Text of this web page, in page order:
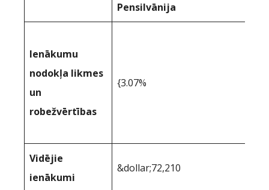
Pensilvānija
Ienākumu
nodokļa likmes
un
robežvērtības
{3.07%
Vidējie
ienākumi
&dollar;72,210